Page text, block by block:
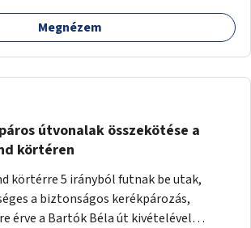
Megnézem
útvonalak összekötése a
körtéren
körtérre 5 irányból futnak be utak,
a biztonságos kerékpározás,
érve a Bartók Béla út kivételével